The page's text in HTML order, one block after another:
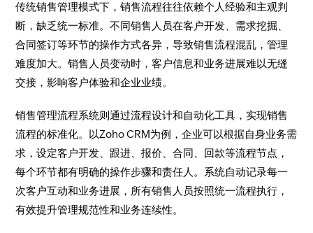
传统销售管理模式下，销售流程往往依赖个人经验和主观判
断，缺乏统一标准。不同销售人员在客户开发、需求挖掘、
合同签订等环节的操作方式各异，导致销售流程混乱，管理
难度加大。销售人员变动时，客户信息和业务进展难以无缝
交接，影响客户体验和企业业绩。
销售管理流程系统则通过流程设计和自动化工具，实现销售
流程的标准化。以Zoho CRM为例，企业可以根据自身业务需
求，设定客户开发、跟进、报价、合同、回款等流程节点，
每个环节都有明确的操作步骤和责任人。系统自动记录每一
次客户互动和业务进展，所有销售人员按照统一流程执行，
有效提升管理规范性和业务连续性。